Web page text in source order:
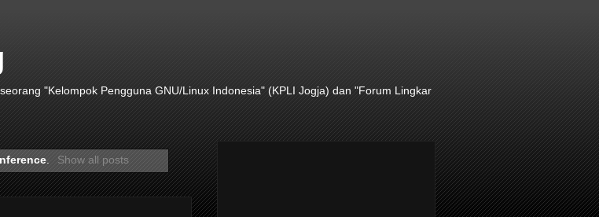
"Kelompok Pengguna GNU/Linux Indonesia" (KPLI Jogja) dan "Forum Lingkar
. Show all posts